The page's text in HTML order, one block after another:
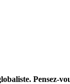
Pensez-